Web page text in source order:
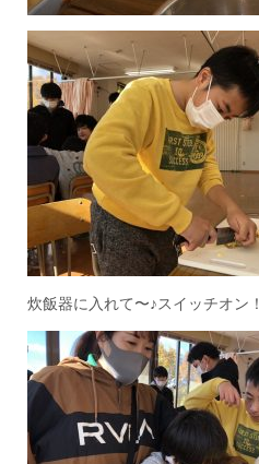
炊飯器に入れて〜♪スイッチオン！